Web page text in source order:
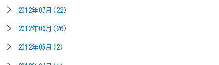
2012年07月(22)
2012年06月(26)
2012年05月(2)